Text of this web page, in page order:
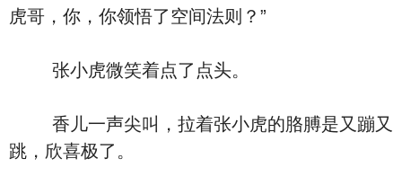
虎哥，你，你领悟了空间法则？”
张小虎微笑着点了点头。
香儿一声尖叫，拉着张小虎的胳膊是又蹦又
跳，欣喜极了。